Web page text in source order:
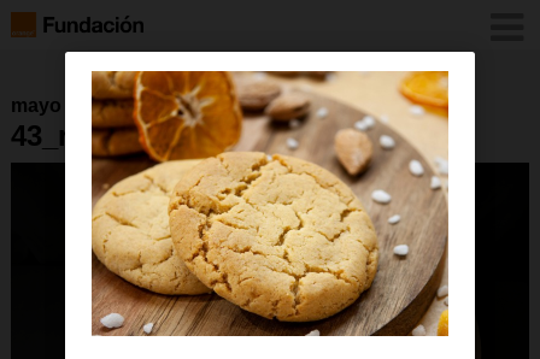
mayo 2024
43_rey_para_ti_soria